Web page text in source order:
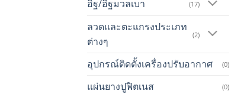
อิฐ/อิฐมวลเบา (17)
ลวดและตะแกรงประเภท
ต่างๆ
(2)
อุปกรณ์ติดตั้งเครื่องปรับอากาศ (0)
แผ่นยางปูฟิตเนส (0)